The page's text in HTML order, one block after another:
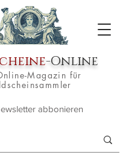
-Online
Magazin für
abbonieren